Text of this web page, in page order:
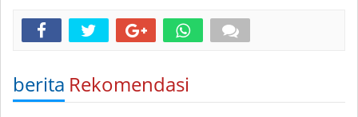
berita Rekomendasi